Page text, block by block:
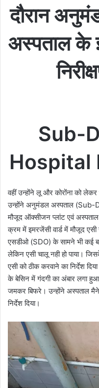
दौरान
अस्पताल के
Sub-
Hospital
वहीं उन्होंने लू और कोरोंना को
उन्होंने अनुमंडल अस्पताल
मौजूद ऑक्सीजन प्लांट एवं
क्रम में इमरजेंसी वार्ड में मौजूद
एसडीओ (SDO) के सामने भी कई
लेकिन एसी चालू नही हो पाया।
एसी को ठीक करवाने का निर्देश
के बेसिन में गंदगी का अंबार लगा
जमकर बिफरे। उन्होंने अस्पताल
निर्देश दिया।